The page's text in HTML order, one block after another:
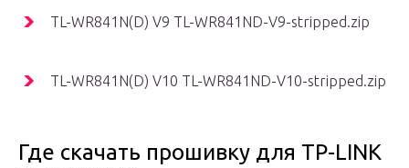
TL-WR841N(D) V9 TL-WR841ND-V9-stripped.zip
TL-WR841N(D) V10 TL-WR841ND-V10-stripped.zip
Где скачать прошивку для TP-LINK